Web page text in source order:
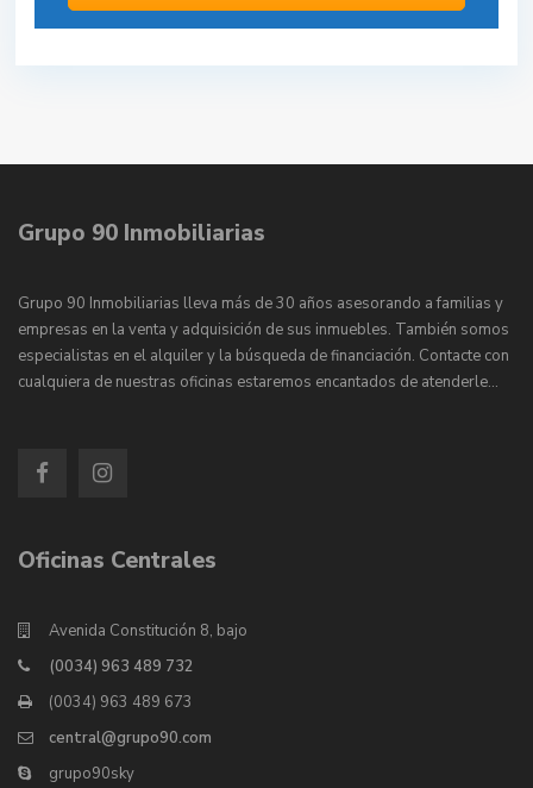
Grupo 90 Inmobiliarias
Grupo 90 Inmobiliarias lleva más de 30 años asesorando a familias y
empresas en la venta y adquisición de sus inmuebles. También somos
especialistas en el alquiler y la búsqueda de financiación. Contacte con
cualquiera de nuestras oficinas estaremos encantados de atenderle…
Oficinas Centrales
Avenida Constitución 8, bajo
(0034) 963 489 732
(0034) 963 489 673
central@grupo90.com
grupo90sky